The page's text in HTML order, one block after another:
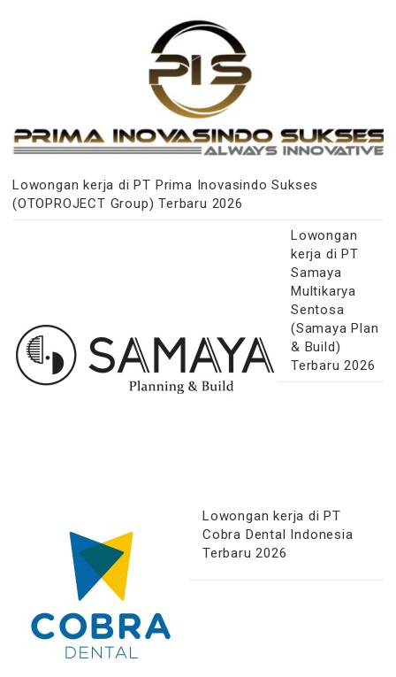
Lowongan kerja di PT Prima Inovasindo Sukses
(OTOPROJECT Group) Terbaru 2026
Lowongan
kerja di PT
Samaya
Multikarya
Sentosa
(Samaya Plan
& Build)
Terbaru 2026
Lowongan kerja di PT
Cobra Dental Indonesia
Terbaru 2026